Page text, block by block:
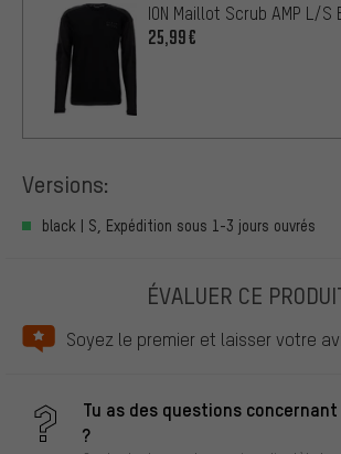
ION Maillot Scrub AMP L/S
25,99€
Versions:
black | S, Expédition sous 1-3 jours ouvrés
ÉVALUER CE
Soyez le premier et laisser votre
Tu as des questions
?